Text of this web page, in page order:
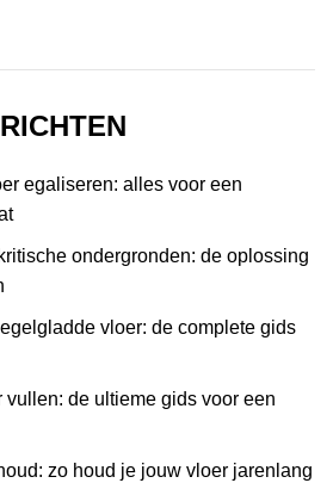
egaliseren: alles voor een
ondergronden: de oplossing
vloer: de complete gids
vullen: de ultieme gids voor een
zo houd je jouw vloer jarenlang